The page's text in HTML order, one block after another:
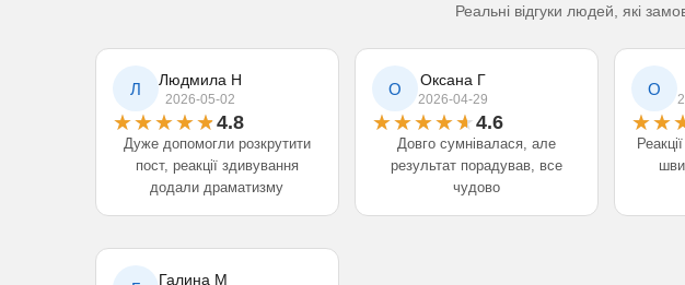
Реальні відгуки людей, які
Л Людмила Н
2026-05-02
4.8
Дуже допомогли розкрутити
пост, реакції здивування
додали драматизму
О Оксана Г
2026-04-29
4.6
Довго сумнівалася, але
результат порадував, все
чудово
О
Галина М